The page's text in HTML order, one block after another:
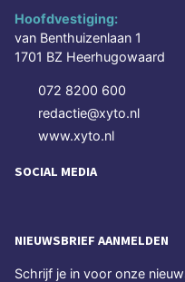
Hoofdvestiging:
van Benthuizenlaan 1
1701 BZ Heerhugowaard
072 8200 600
redactie@xyto.nl
www.xyto.nl
SOCIAL MEDIA
NIEUWSBRIEF AANMELDEN
Schrijf je in voor onze